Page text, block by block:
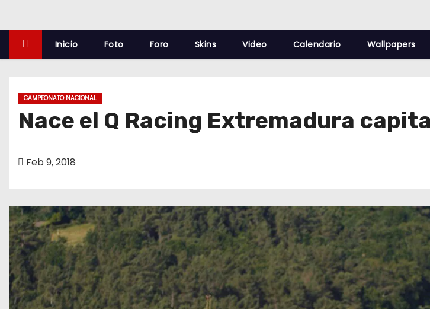
Inicio Foto Foro Skins Video Calendario Wallpapers
CAMPEONATO NACIONAL
Nace el Q Racing Extremadura
Feb 9, 2018